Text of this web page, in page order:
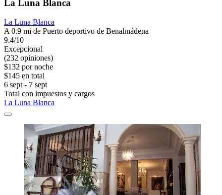
La Luna Blanca
La Luna Blanca
A 0.9 mi de Puerto deportivo de Benalmádena
9.4/10
Excepcional
(232 opiniones)
$132 por noche
$145 en total
6 sept - 7 sept
Total con impuestos y cargos
La Luna Blanca